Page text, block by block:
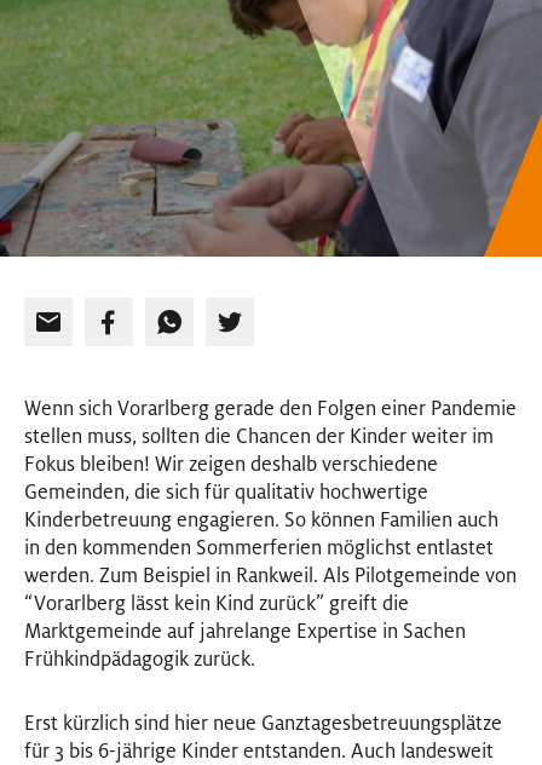
Wenn sich Vorarlberg gerade den Folgen einer Pandemie
stellen muss, sollten die Chancen der Kinder weiter im
Fokus bleiben! Wir zeigen deshalb verschiedene
Gemeinden, die sich für qualitativ hochwertige
Kinderbetreuung engagieren. So können Familien auch
in den kommenden Sommerferien möglichst entlastet
werden. Zum Beispiel in Rankweil. Als Pilotgemeinde von
“Vorarlberg lässt kein Kind zurück” greift die
Marktgemeinde auf jahrelange Expertise in Sachen
Frühkindpädagogik zurück.
Erst kürzlich sind hier neue Ganztagesbetreuungsplätze
für 3 bis 6-jährige Kinder entstanden. Auch landesweit